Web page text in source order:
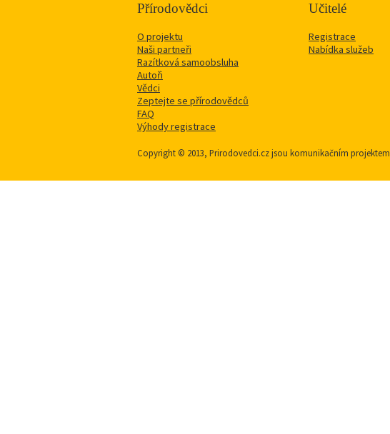
Přírodovědci
O projektu
Naši partneři
Razítková samoobsluha
Autoři
Vědci
Zeptejte se přírodovědců
FAQ
Výhody registrace
Učitelé
Registrace
Nabídka služeb
Copyright © 2013, Prirodovedci.cz jsou komunikačním projektem